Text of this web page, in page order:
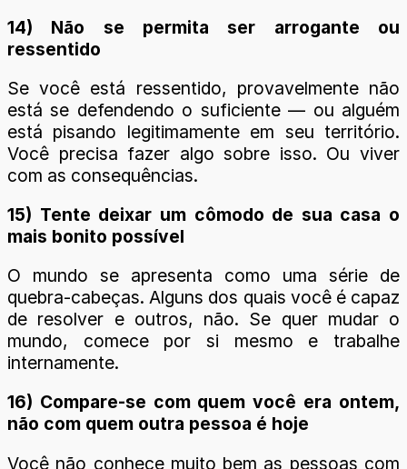
14) Não se permita ser arrogante ou
ressentido
Se você está ressentido, provavelmente não
está se defendendo o suficiente — ou alguém
está pisando legitimamente em seu território.
Você precisa fazer algo sobre isso. Ou viver
com as consequências.
15) Tente deixar um cômodo de sua casa o
mais bonito possível
O mundo se apresenta como uma série de
quebra-cabeças. Alguns dos quais você é capaz
de resolver e outros, não. Se quer mudar o
mundo, comece por si mesmo e trabalhe
internamente.
16) Compare-se com quem você era ontem,
não com quem outra pessoa é hoje
Você não conhece muito bem as pessoas com